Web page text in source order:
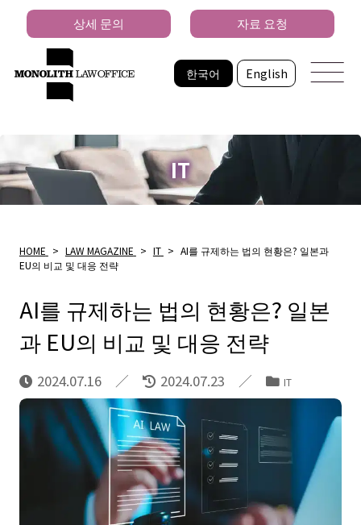
한국어 English
상세 문의 자료 요청
IT
HOME > LAW MAGAZINE > IT > AI를 규제하는 법의 현황은? 일본과
EU의 비교 및 대응 전략
AI를 규제하는 법의 현황은? 일본
과 EU의 비교 및 대응 전략
2024.07.16 2024.07.23 IT